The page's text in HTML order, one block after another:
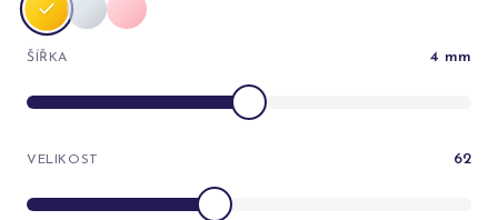
ŠÍŘKA 4 mm
VELIKOST 62